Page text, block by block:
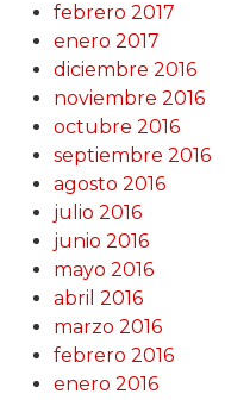
febrero 2017
enero 2017
diciembre 2016
noviembre 2016
octubre 2016
septiembre 2016
agosto 2016
julio 2016
junio 2016
mayo 2016
abril 2016
marzo 2016
febrero 2016
enero 2016